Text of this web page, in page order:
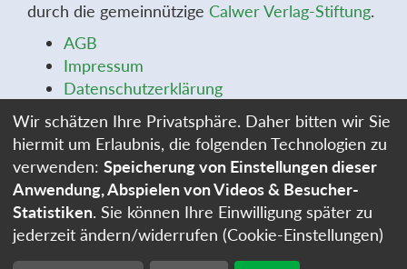
durch die gemeinnützige Calwer Verlag-Stiftung.
AGB
Impressum
Datenschutzerklärung
Widerrufsbelehrung
Widerrufsformular
Stellenangebote
Cookie-Einstellungen
Wir schätzen Ihre Privatsphäre. Daher bitten wir Sie
hiermit um Erlaubnis, die folgenden Technologien zu
verwenden: Speicherung von Einstellungen dieser
Anwendung, Abspielen von Videos & Besucher-
Statistiken. Sie können Ihre Einwilligung später zu
jederzeit ändern/widerrufen (Cookie-Einstellungen)